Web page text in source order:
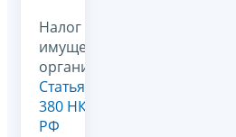
Налог на
имущество
организаций,
Статья
380 НК
РФ